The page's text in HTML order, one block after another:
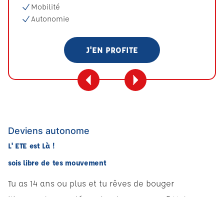
Mobilité
Autonomie
J'EN PROFITE
Deviens autonome
L' ETE est Là !
sois libre de tes mouvement
Tu as 14 ans ou plus et tu rêves de bouger